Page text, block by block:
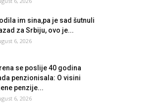
im sina,pa je sad šutnuli
za Srbiju, ovo je...
6, 2026
se poslije 40 godina
penzionisala: O visini
penzije...
6, 2026